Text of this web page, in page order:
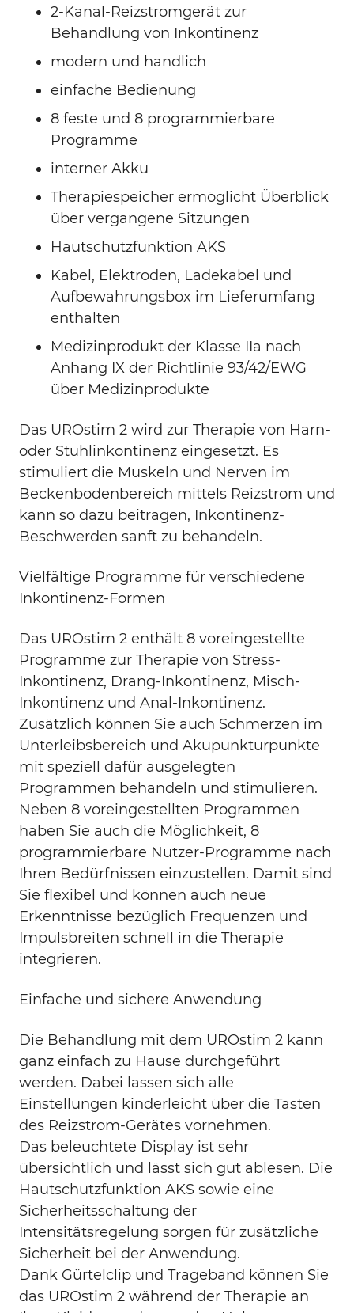
2-Kanal-Reizstromgerät zur
Behandlung von Inkontinenz
modern und handlich
einfache Bedienung
8 feste und 8 programmierbare
Programme
interner Akku
Therapiespeicher ermöglicht Überblick
über vergangene Sitzungen
Hautschutzfunktion AKS
Kabel, Elektroden, Ladekabel und
Aufbewahrungsbox im Lieferumfang
enthalten
Medizinprodukt der Klasse IIa nach
Anhang IX der Richtlinie 93/42/EWG
über Medizinprodukte
Das UROstim 2 wird zur Therapie von Harn-
oder Stuhlinkontinenz eingesetzt. Es
stimuliert die Muskeln und Nerven im
Beckenbodenbereich mittels Reizstrom und
kann so dazu beitragen, Inkontinenz-
Beschwerden sanft zu behandeln.
Vielfältige Programme für verschiedene
Inkontinenz-Formen
Das UROstim 2 enthält 8 voreingestellte
Programme zur Therapie von Stress-
Inkontinenz, Drang-Inkontinenz, Misch-
Inkontinenz und Anal-Inkontinenz.
Zusätzlich können Sie auch Schmerzen im
Unterleibsbereich und Akupunkturpunkte
mit speziell dafür ausgelegten
Programmen behandeln und stimulieren.
Neben 8 voreingestellten Programmen
haben Sie auch die Möglichkeit, 8
programmierbare Nutzer-Programme nach
Ihren Bedürfnissen einzustellen. Damit sind
Sie flexibel und können auch neue
Erkenntnisse bezüglich Frequenzen und
Impulsbreiten schnell in die Therapie
integrieren.
Einfache und sichere Anwendung
Die Behandlung mit dem UROstim 2 kann
ganz einfach zu Hause durchgeführt
werden. Dabei lassen sich alle
Einstellungen kinderleicht über die Tasten
des Reizstrom-Gerätes vornehmen.
Das beleuchtete Display ist sehr
übersichtlich und lässt sich gut ablesen. Die
Hautschutzfunktion AKS sowie eine
Sicherheitsschaltung der
Intensitätsregelung sorgen für zusätzliche
Sicherheit bei der Anwendung.
Dank Gürtelclip und Trageband können Sie
das UROstim 2 während der Therapie an